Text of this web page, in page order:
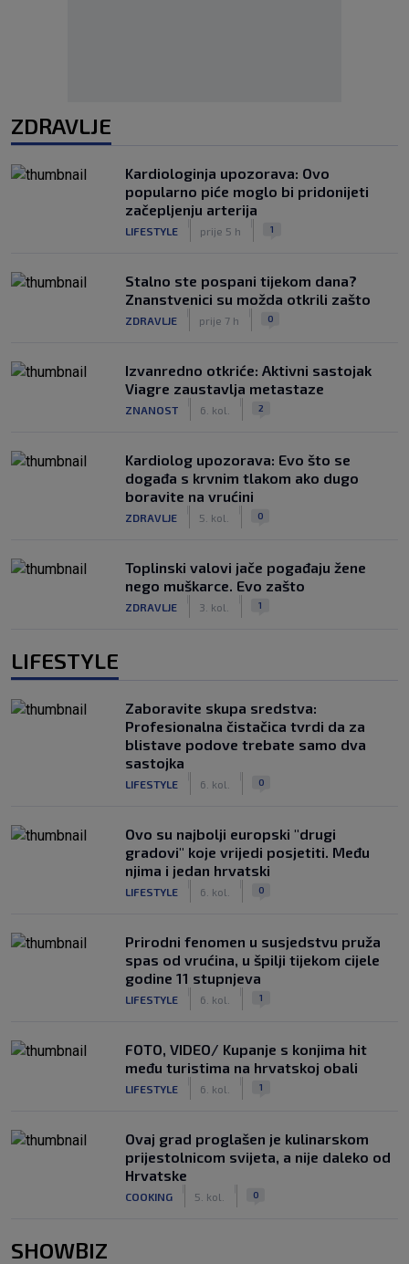
ZDRAVLJE
Kardiologinja upozorava: Ovo
popularno piće moglo bi pridonijeti
začepljenju arterija
LIFESTYLE prije 5 h 1
Stalno ste pospani tijekom dana?
Znanstvenici su možda otkrili zašto
ZDRAVLJE prije 7 h 0
Izvanredno otkriće: Aktivni sastojak
Viagre zaustavlja metastaze
ZNANOST 6. kol. 2
Kardiolog upozorava: Evo što se
događa s krvnim tlakom ako dugo
boravite na vrućini
ZDRAVLJE 5. kol. 0
Toplinski valovi jače pogađaju žene
nego muškarce. Evo zašto
ZDRAVLJE 3. kol. 1
LIFESTYLE
Zaboravite skupa sredstva:
Profesionalna čistačica tvrdi da za
blistave podove trebate samo dva
sastojka
LIFESTYLE 6. kol. 0
Ovo su najbolji europski "drugi
gradovi" koje vrijedi posjetiti. Među
njima i jedan hrvatski
LIFESTYLE 6. kol. 0
Prirodni fenomen u susjedstvu pruža
spas od vrućina, u špilji tijekom cijele
godine 11 stupnjeva
LIFESTYLE 6. kol. 1
FOTO, VIDEO/ Kupanje s konjima hit
među turistima na hrvatskoj obali
LIFESTYLE 6. kol. 1
Ovaj grad proglašen je kulinarskom
prijestolnicom svijeta, a nije daleko od
Hrvatske
COOKING 5. kol. 0
SHOWBIZ